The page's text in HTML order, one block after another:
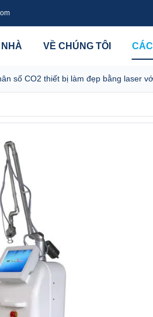
NHÀ VỀ CHÚNG TÔI
số CO2 thiết bị làm đẹp bằng laser